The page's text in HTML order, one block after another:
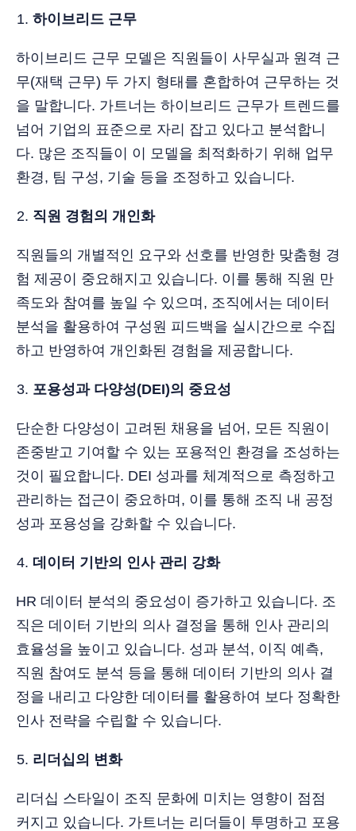
하이브리드 근무
하이브리드 근무 모델은 직원들이 사무실과 원격 근
무(재택 근무) 두 가지 형태를 혼합하여 근무하는 것
을 말합니다. 가트너는 하이브리드 근무가 트렌드를
넘어 기업의 표준으로 자리 잡고 있다고 분석합니
다. 많은 조직들이 이 모델을 최적화하기 위해 업무
환경, 팀 구성, 기술 등을 조정하고 있습니다.
직원 경험의 개인화
직원들의 개별적인 요구와 선호를 반영한 맞춤형 경
험 제공이 중요해지고 있습니다. 이를 통해 직원 만
족도와 참여를 높일 수 있으며, 조직에서는 데이터
분석을 활용하여 구성원 피드백을 실시간으로 수집
하고 반영하여 개인화된 경험을 제공합니다.
포용성과 다양성(DEI)의 중요성
단순한 다양성이 고려된 채용을 넘어, 모든 직원이
존중받고 기여할 수 있는 포용적인 환경을 조성하는
것이 필요합니다. DEI 성과를 체계적으로 측정하고
관리하는 접근이 중요하며, 이를 통해 조직 내 공정
성과 포용성을 강화할 수 있습니다.
데이터 기반의 인사 관리 강화
HR 데이터 분석의 중요성이 증가하고 있습니다. 조
직은 데이터 기반의 의사 결정을 통해 인사 관리의
효율성을 높이고 있습니다. 성과 분석, 이직 예측,
직원 참여도 분석 등을 통해 데이터 기반의 의사 결
정을 내리고 다양한 데이터를 활용하여 보다 정확한
인사 전략을 수립할 수 있습니다.
리더십의 변화
리더십 스타일이 조직 문화에 미치는 영향이 점점
커지고 있습니다. 가트너는 리더들이 투명하고 포용